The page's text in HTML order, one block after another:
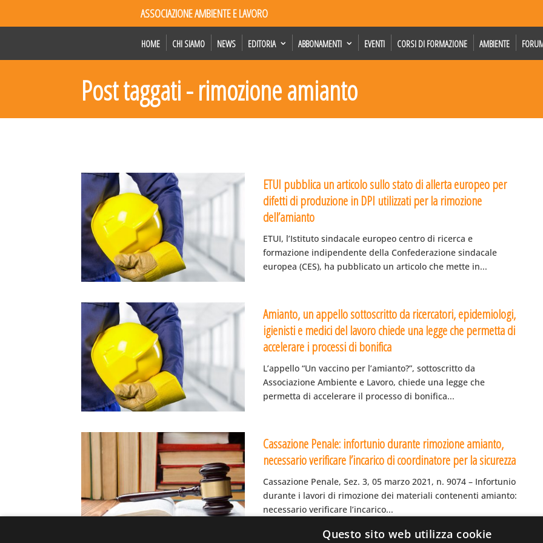
ASSOCIAZIONE AMBIENTE E LAVORO
HOME CHI SIAMO NEWS EDITORIA ABBONAMENTI EVENTI CORSI DI FORMAZIONE AMBIENTE
Post taggati - rimozione amianto
ETUI pubblica un articolo sullo stato di allerta europeo per
difetti di produzione in DPI utilizzati per la rimozione
dell’amianto
ETUI, l’Istituto sindacale europeo centro di ricerca e
formazione indipendente della Confederazione sindacale
europea (CES), ha pubblicato un articolo che mette in...
Amianto, un appello sottoscritto da ricercatori, epidemiologi,
igienisti e medici del lavoro chiede una legge che permetta di
accelerare i processi di bonifica
L’appello “Un vaccino per l’amianto?”, sottoscritto da
Associazione Ambiente e Lavoro, chiede una legge che
permetta di accelerare il processo di bonifica...
Cassazione Penale: infortunio durante rimozione amianto,
necessario verificare l’incarico di coordinatore per la sicurezza
Cassazione Penale, Sez. 3, 05 marzo 2021, n. 9074 – Infortunio
durante i lavori di rimozione dei materiali contenenti amianto:
necessario verificare l’incarico...
Questo sito web utilizza cookie